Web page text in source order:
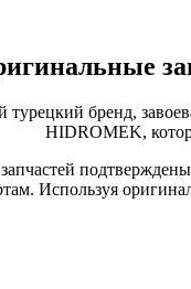
бренд,
HIDROMEK,
Используя